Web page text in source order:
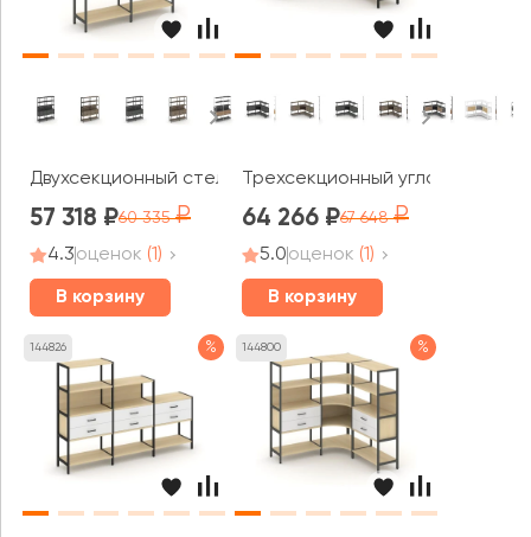
Двухсекционный стеллаж пятиярусный с ящиками
57 318 60 335
4.3оценок (1)
В корзину
Трехсекционный угловой
64 266 67 648
5.0оценок (1)
В корзину
144826 % 144800 %